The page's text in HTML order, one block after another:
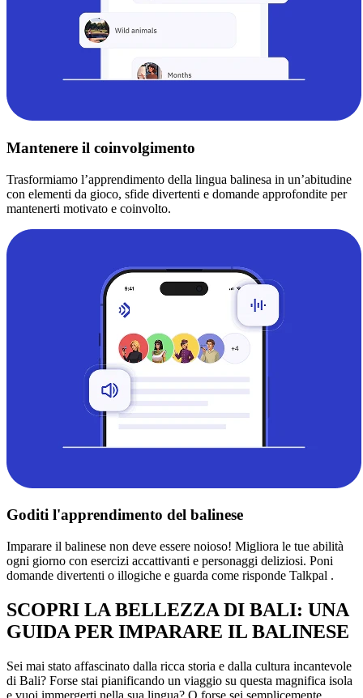
Mantenere il coinvolgimento
Trasformiamo l’apprendimento della lingua balinesa in un’abitudine
con elementi da gioco, sfide divertenti e domande approfondite per
mantenerti motivato e coinvolto.
Goditi l'apprendimento del balinese
Imparare il balinese non deve essere noioso! Migliora le tue abilità
ogni giorno con esercizi accattivanti e personaggi deliziosi. Poni
domande divertenti o illogiche e guarda come risponde Talkpal .
SCOPRI LA BELLEZZA DI BALI: UNA
GUIDA PER IMPARARE IL BALINESE
Sei mai stato affascinato dalla ricca storia e dalla cultura incantevole
di Bali? Forse stai pianificando un viaggio su questa magnifica isola
e vuoi immergerti nella sua lingua? O forse sei semplicemente